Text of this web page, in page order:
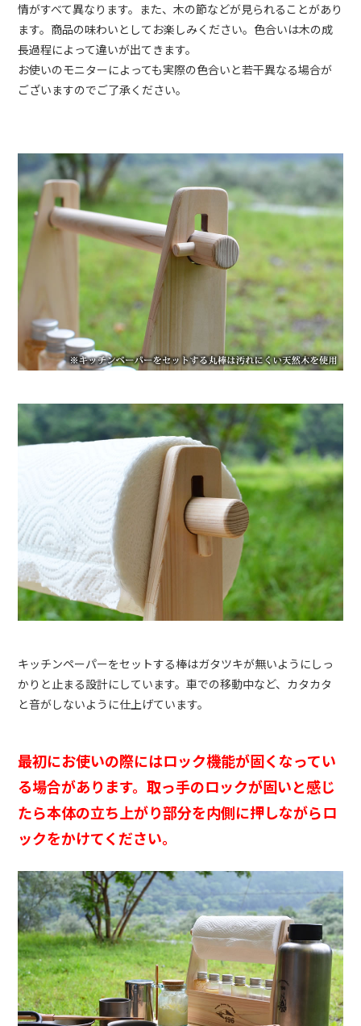
情がすべて異なります。また、木の節などが見られることがあり
ます。商品の味わいとしてお楽しみください。色合いは木の成
長過程によって違いが出てきます。
お使いのモニターによっても実際の色合いと若干異なる場合が
ございますのでご了承ください。
キッチンペーパーをセットする棒はガタツキが無いようにしっ
かりと止まる設計にしています。車での移動中など、カタカタ
と音がしないように仕上げています。
最初にお使いの際にはロック機能が固くなってい
る場合があります。取っ手のロックが固いと感じ
たら本体の立ち上がり部分を内側に押しながらロ
ックをかけてください。